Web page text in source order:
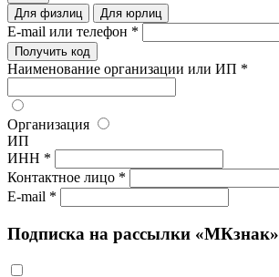
Для физлиц Для юрлиц
E-mail или телефон *
Получить код
Наименование организации или ИП *
Организация
ИП
ИНН *
Контактное лицо *
E-mail *
Подписка на рассылки «МКзнак»